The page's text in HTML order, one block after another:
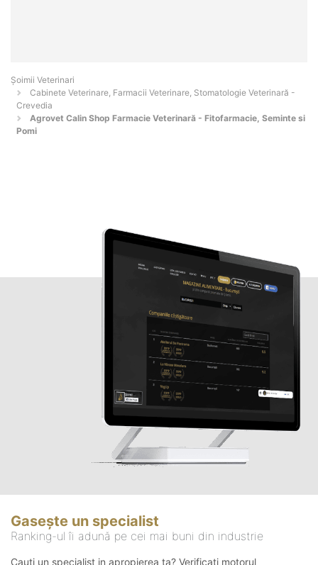
Șoimii Veterinari
Cabinete Veterinare, Farmacii Veterinare, Stomatologie Veterinară -
Crevedia
Agrovet Calin Shop Farmacie Veterinară - Fitofarmacie, Seminte si
Pomi
Gasește un specialist
Ranking-ul îi adună pe cei mai buni din industrie
Cauți un specialist in apropierea ta? Verificați motorul